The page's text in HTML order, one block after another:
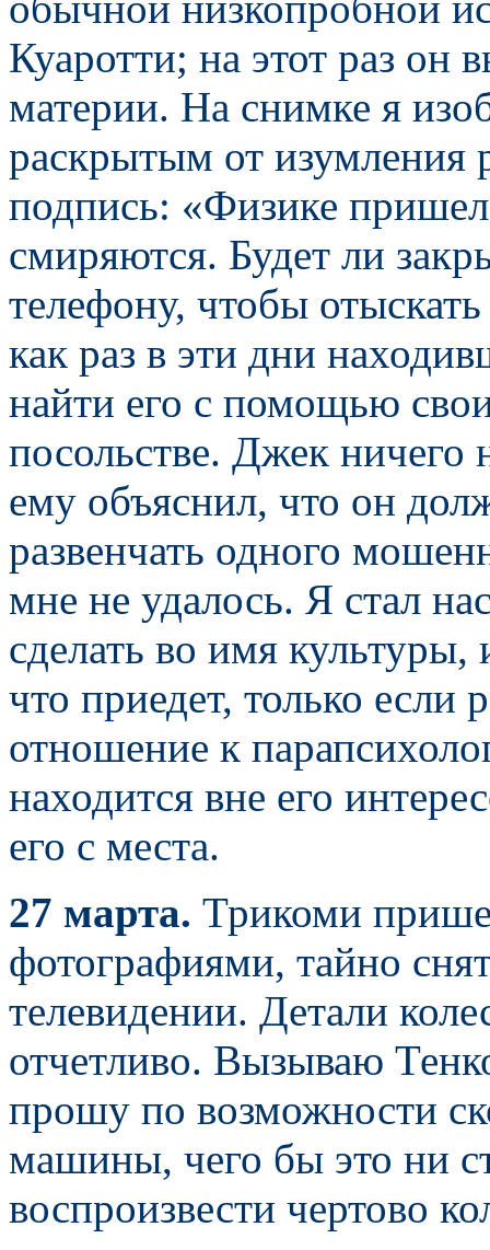
Куаротти; на этот раз он
материи. На снимке я
раскрытым от изумления
подпись: «Физике
смиряются. Будет ли
телефону, чтобы
как раз в эти дни
найти его с помощью
посольстве. Джек
ему объяснил, что он
развенчать одного
мне не удалось. Я стал
сделать во имя
что приедет, только
отношение к
находится вне его
его с места.
27 марта. Трикоми
фотографиями, тайно
телевидении. Детали
отчетливо. Вызываю
прошу по возможности
машины, чего бы это ни
воспроизвести чертово